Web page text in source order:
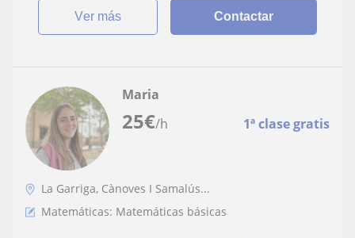
ver más Contactar
25€/h 1ª clase gratis
Maria
La Garriga, Cànoves I Samalús...
Matemáticas: Matemáticas básicas